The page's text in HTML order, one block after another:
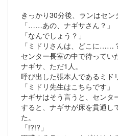
きっかり30分後、ランはセン
「……あの、ナギサさん？」
「なんでしょう？」
「ミドリさんは、どこに……
センター長室の中で待ってい
ナギサ、ただ1人。
呼び出した張本人であるミド
「ミドリ先生はこちらです」
ナギサはそう言うと、センタ
すると、ナギサが床を貫通し
た。
「!?!?」